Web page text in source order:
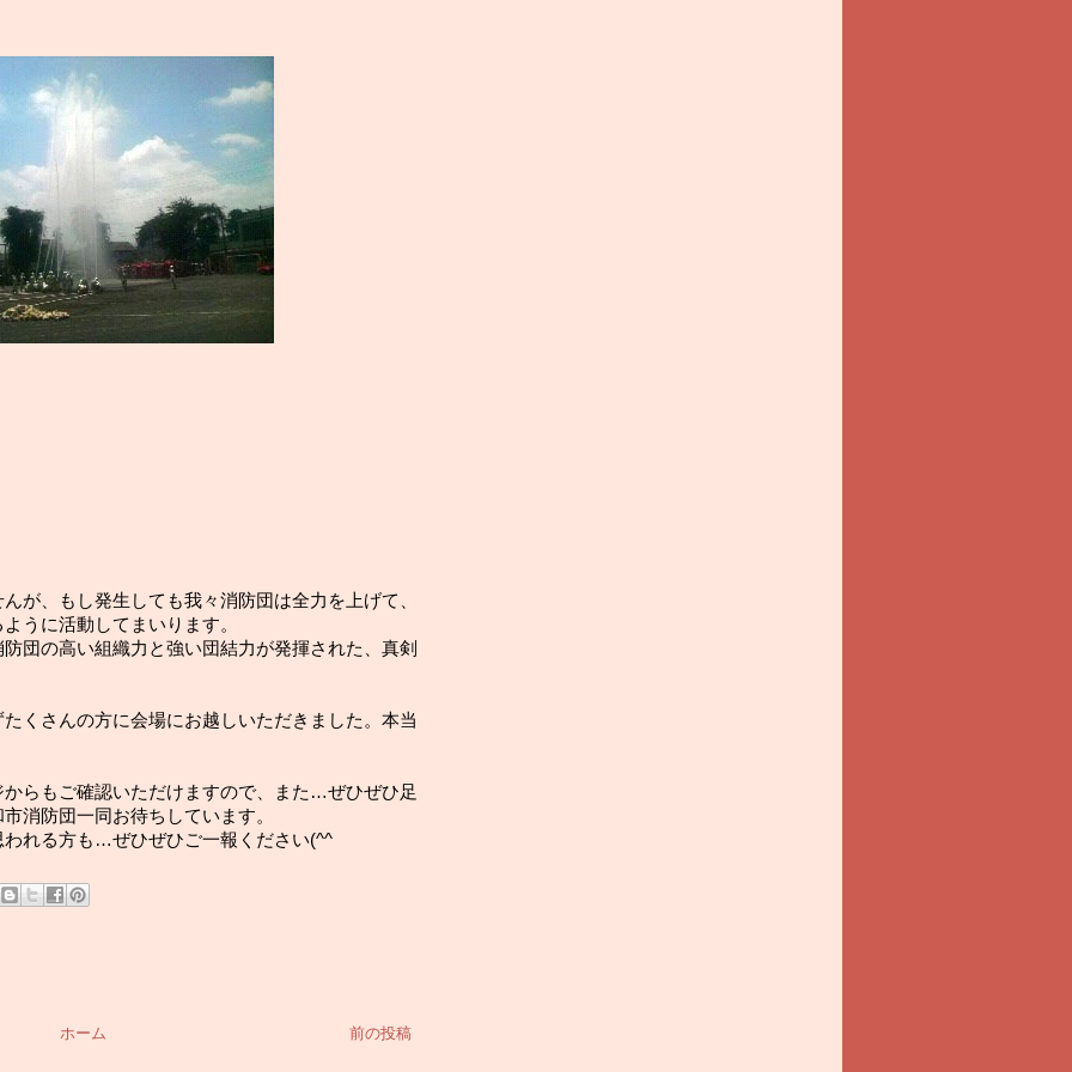
が、もし発生しても我々消防団は全力を上げて、
うに活動してまいります。
団の高い組織力と強い団結力が発揮された、真剣
くさんの方に会場にお越しいただきました。本当
らもご確認いただけますので、また…ぜひぜひ足
消防団一同お待ちしています。
れる方も…ぜひぜひご一報ください(^^ゞ
前の投稿
ホーム